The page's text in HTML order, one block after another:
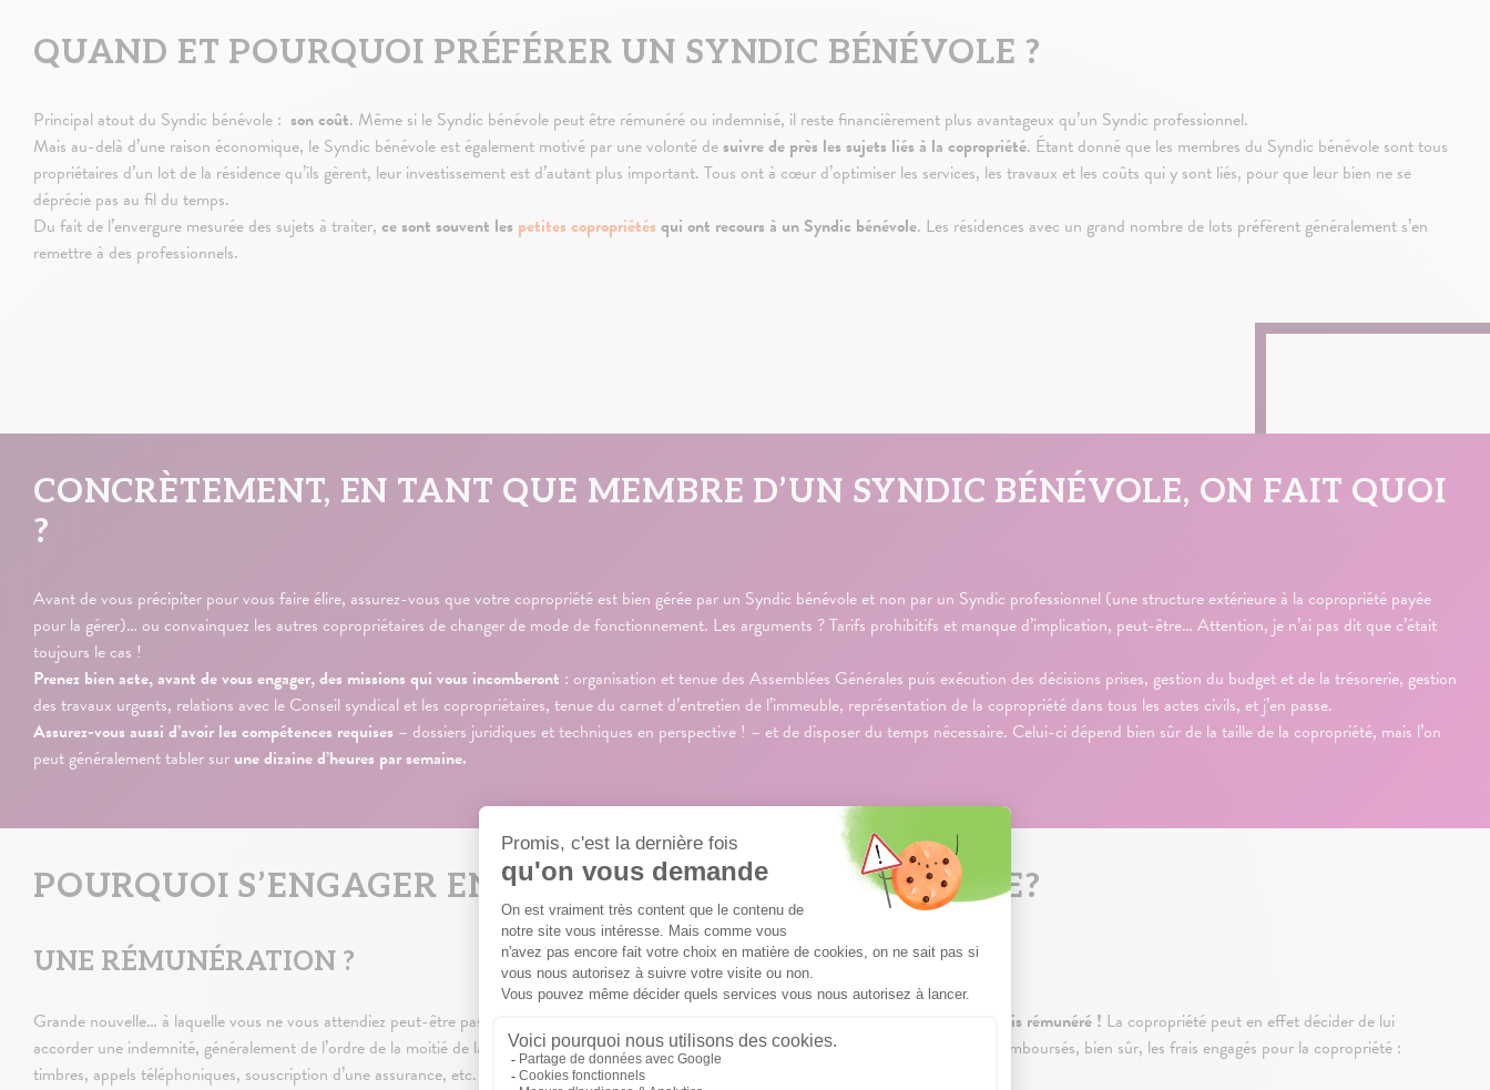
QUAND ET POURQUOI PRÉFÉRER UN SYNDIC BÉNÉVOLE ?
Principal atout du Syndic bénévole : son coût. Même si le Syndic bénévole peut être rémunéré ou indemnisé, il reste financièrement plus avantageux qu’un Syndic professionnel.
Mais au-delà d’une raison économique, le Syndic bénévole est également motivé par une volonté desuivre de près les sujets liés à la copropriété. Étant donné que les membres du Syndic bénévole sont tous
propriétaires d’un lot de la résidence qu’ils gèrent, leur investissement est d’autant plus important. Tous ont à cœur d’optimiser les services, les travaux et les coûts qui y sont liés, pour que leur bien ne se
déprécie pas au fil du temps.
Du fait de l’envergure mesurée des sujets à traiter, ce sont souvent les petites copropriétés qui ont recours à un Syndic bénévole. Les résidences avec un grand nombre de lots préfèrent généralement s’en
remettre à des professionnels.
CONCRÈTEMENT, EN TANT QUE MEMBRE D’UN SYNDIC BÉNÉVOLE, ON FAIT QUOI
?
Avant de vous précipiter pour vous faire élire, assurez-vous que votre copropriété est bien gérée par un Syndic bénévole et non par un Syndic professionnel (une structure extérieure à la copropriété payée
pour la gérer)… ou convainquez les autres copropriétaires de changer de mode de fonctionnement. Les arguments ? Tarifs prohibitifs et manque d’implication, peut-être… Attention, je n’ai pas dit que c’était
toujours le cas !
Prenez bien acte, avant de vous engager, des missions qui vous incomberont : organisation et tenue des Assemblées Générales puis exécution des décisions prises, gestion du budget et de la trésorerie, gestion
des travaux urgents, relations avec le Conseil syndical et les copropriétaires, tenue du carnet d’entretien de l’immeuble, représentation de la copropriété dans tous les actes civils, et j’en passe.
Assurez-vous aussi d’avoir les compétences requises – dossiers juridiques et techniques en perspective ! – et de disposer du temps nécessaire. Celui-ci dépend bien sûr de la taille de la copropriété, mais l’on
peut généralement tabler sur une dizaine d’heures par semaine.
POURQUOI S’ENGAGER EN TANT QUE SYNDIC BÉNÉVOLE?
UNE RÉMUNÉRATION ?
Grande nouvelle… à laquelle vous ne vous attendiez peut-être pas : contrairement à ce que son nom indique, un Syndic « bénévole » est parfois rémunéré ! La copropriété peut en effet décider de lui
accorder une indemnité, généralement de l’ordre de la moitié de la rémunération qu’aurait demandée un Syndic professionnel. Lui sont aussi remboursés, bien sûr, les frais engagés pour la copropriété :
timbres, appels téléphoniques, souscription d’une assurance, etc.